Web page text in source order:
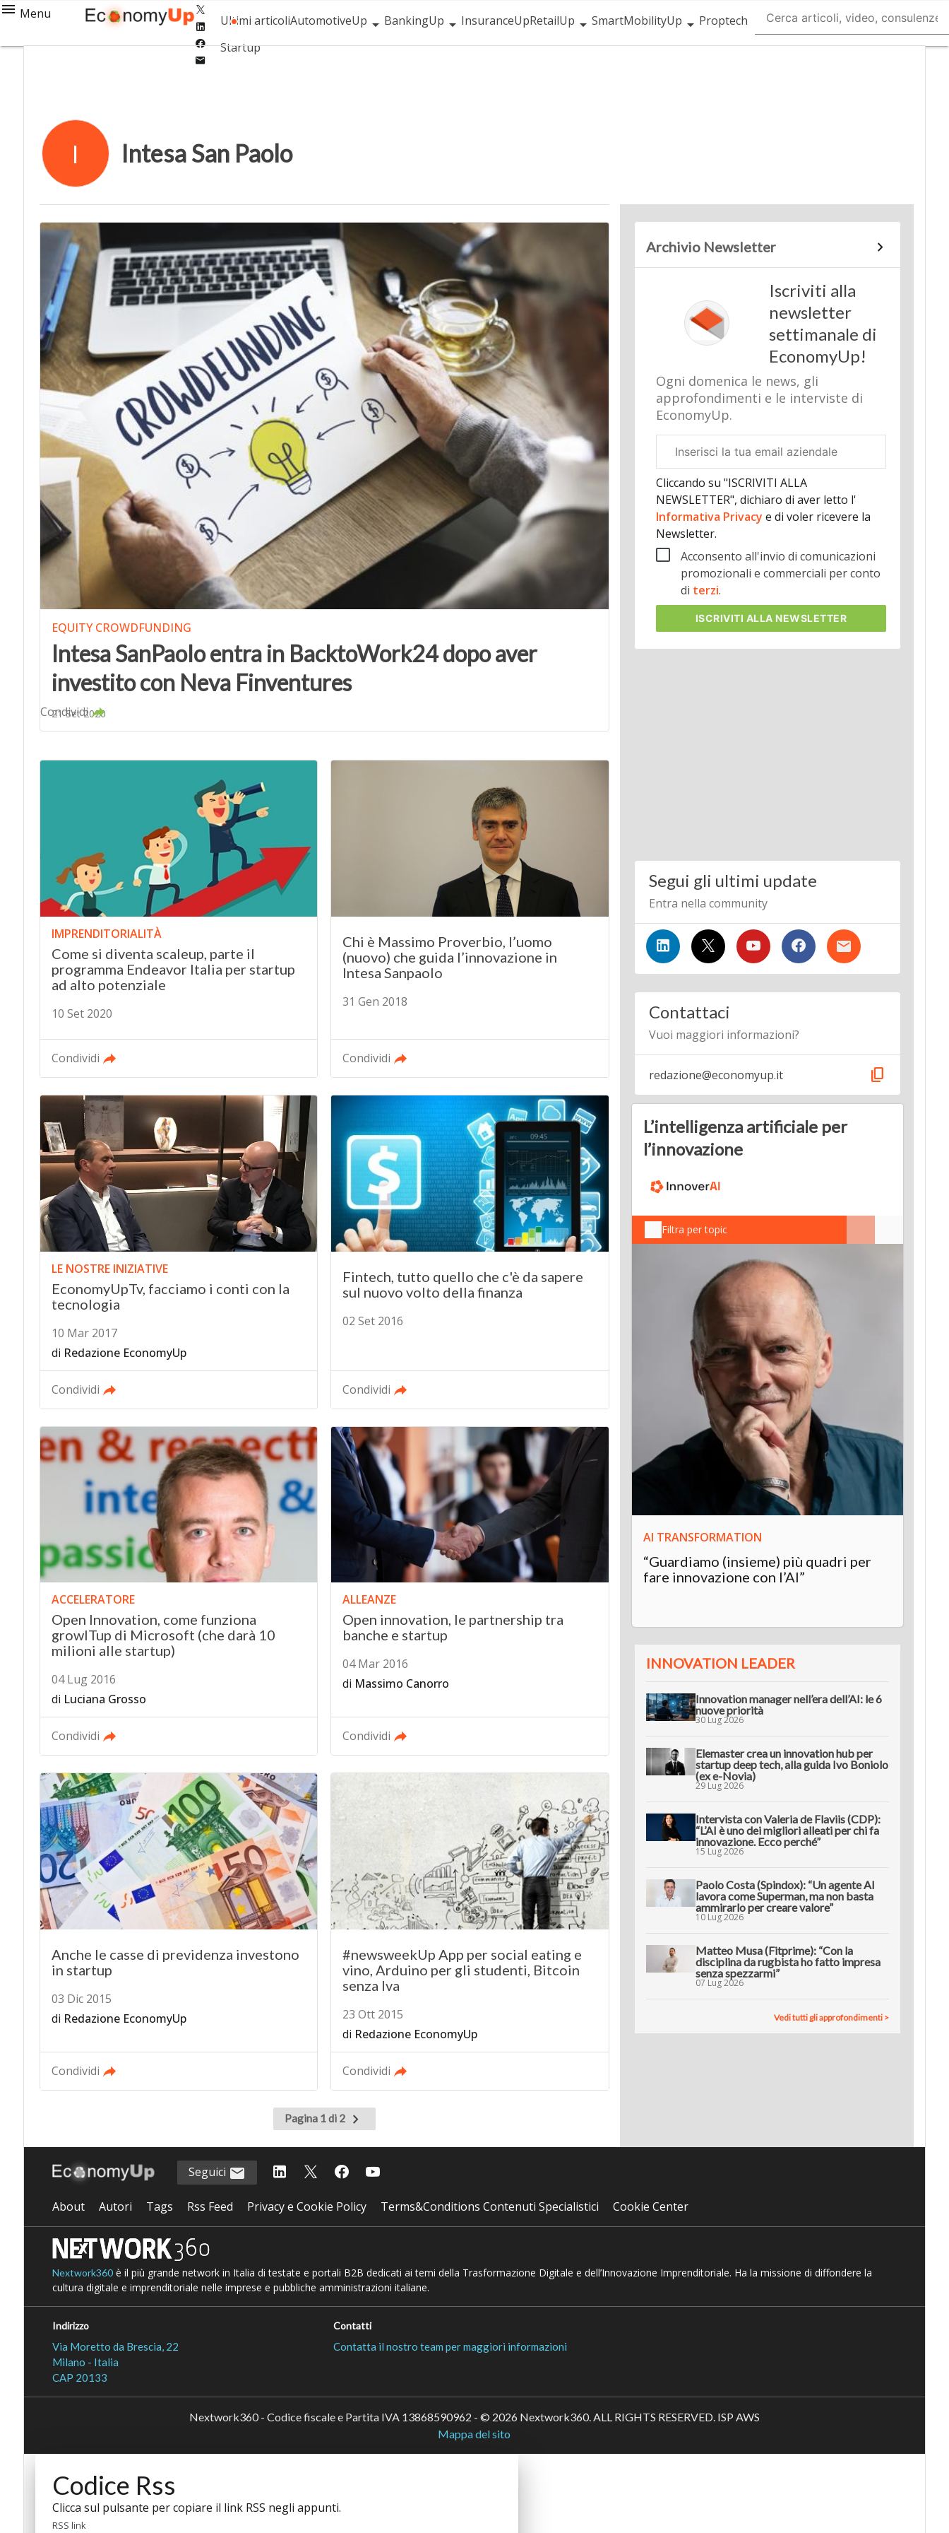
Menu
Linkedin
Facebook
Ultimi articoliAutomotiveUp BankingUp InsuranceUpRetailUp SmartMobilityUp
Proptech
Startup
I Intesa San Paolo
EQUITY CROWDFUNDING
Intesa SanPaolo entra in BacktoWork24 dopo aver
investito con Neva Finventures
21 Set 2020
Condividi
IMPRENDITORIALITÀ
Come si diventa scaleup, parte il
programma Endeavor Italia per startup
ad alto potenziale
10 Set 2020
Condividi
Chi è Massimo Proverbio, l’uomo
(nuovo) che guida l’innovazione in
Intesa Sanpaolo
31 Gen 2018
Condividi
LE NOSTRE INIZIATIVE
EconomyUpTv, facciamo i conti con la
tecnologia
10 Mar 2017
di Redazione EconomyUp
Condividi
Fintech, tutto quello che c'è da sapere
sul nuovo volto della finanza
02 Set 2016
Condividi
ACCELERATORE
Open Innovation, come funziona
growITup di Microsoft (che darà 10
milioni alle startup)
04 Lug 2016
di Luciana Grosso
Condividi
ALLEANZE
Open innovation, le partnership tra
banche e startup
04 Mar 2016
di Massimo Canorro
Condividi
Anche le casse di previdenza investono
in startup
03 Dic 2015
di Redazione EconomyUp
Condividi
#newsweekUp App per social eating e
vino, Arduino per gli studenti, Bitcoin
senza Iva
23 Ott 2015
di Redazione EconomyUp
Condividi
Pagina 1 di 2
Pagina
successiva
Archivio Newsletter
Iscriviti alla
newsletter
settimanale di
EconomyUp!
Ogni domenica le news, gli
approfondimenti e le interviste di
EconomyUp.
aziendale
Cliccando su "ISCRIVITI ALLA
NEWSLETTER", dichiaro di aver letto l'
Informativa Privacy e di voler ricevere la
Newsletter.
Acconsento all'invio di comunicazioni
promozionali e commerciali per conto
di terzi.
ISCRIVITI ALLA NEWSLETTER
Segui gli ultimi update
Entra nella community
Contattaci
Vuoi maggiori informazioni?
redazione@economyup.it content_copy
L’intelligenza artificiale per
l’innovazione
Filtra per topic
AI TRANSFORMATION
“Guardiamo (insieme) più quadri per
fare innovazione con l’AI”
INNOVATION LEADER
Innovation manager nell’era dell’AI: le 6
nuove priorità
30 Lug 2026
Elemaster crea un innovation hub per
startup deep tech, alla guida Ivo Boniolo
(ex e-Novia)
29 Lug 2026
Intervista con Valeria de Flaviis (CDP):
“L’AI è uno dei migliori alleati per chi fa
innovazione. Ecco perché”
15 Lug 2026
Paolo Costa (Spindox): “Un agente AI
lavora come Superman, ma non basta
ammirarlo per creare valore”
10 Lug 2026
Matteo Musa (Fitprime): “Con la
disciplina da rugbista ho fatto impresa
senza spezzarmi”
07 Lug 2026
Vedi tutti gli approfondimenti >
Seguici
About Autori Tags Rss Feed Privacy e Cookie Policy Terms&Conditions Contenuti Specialistici Cookie Center
Nextwork360è il più grande network in Italia di testate e portali B2B dedicati ai temi della Trasformazione Digitale e dell’Innovazione Imprenditoriale. Ha la missione di diffondere la
cultura digitale e imprenditoriale nelle imprese e pubbliche amministrazioni italiane.
Indirizzo
Via Moretto da Brescia, 22
Milano - Italia
CAP 20133
Contatti
Contatta il nostro team per maggiori informazioni
Nextwork360 - Codice fiscale e Partita IVA 13868590962 - © 2026 Nextwork360. ALL RIGHTS RESERVED. ISP AWS
Mappa del sito
Codice Rss
Clicca sul pulsante per copiare il link RSS negli appunti.
RSS link